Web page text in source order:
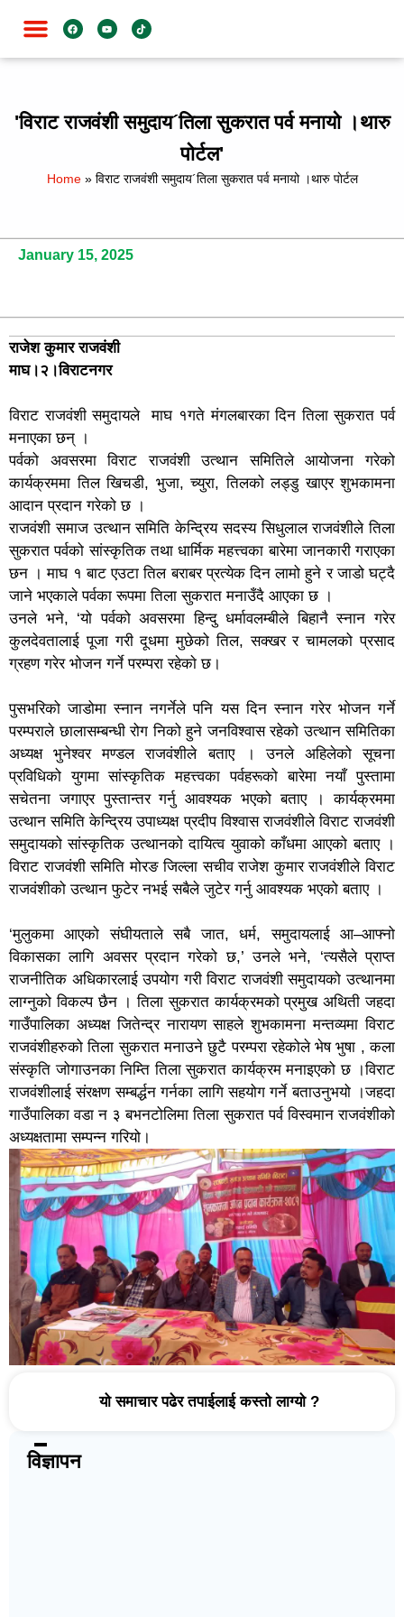
'विराट राजवंशी समुदाय´तिला सुकरात पर्व मनायो ।थारु
पाेर्टल'
Home» विराट राजवंशी समुदाय´तिला सुकरात पर्व मनायो ।थारु पाेर्टल
January 15, 2025
विज्ञापन
राजेश कुमार राजवंशी
माघ।२।विराटनगर
विराट राजवंशी समुदायले माघ १गते मंगलबारका दिन तिला सुकरात पर्व
मनाएका छन् ।
पर्वको अवसरमा विराट राजवंशी उत्थान समितिले आयोजना गरेको
कार्यक्रममा तिल खिचडी, भुजा, च्युरा, तिलको लड्डु खाएर शुभकामना
आदान प्रदान गरेको छ ।
राजवंशी समाज उत्थान समिति केन्द्रिय सदस्य सिधुलाल राजवंशीले तिला
सुकरात पर्वको सांस्कृतिक तथा धार्मिक महत्त्वका बारेमा जानकारी गराएका
छन । माघ १ बाट एउटा तिल बराबर प्रत्येक दिन लामो हुने र जाडो घट्दै
जाने भएकाले पर्वका रूपमा तिला सुकरात मनाउँदै आएका छ ।
उनले भने, ‘यो पर्वको अवसरमा हिन्दु धर्मावलम्बीले बिहानै स्नान गरेर
कुलदेवतालाई पूजा गरी दूधमा मुछेको तिल, सक्खर र चामलको प्रसाद
ग्रहण गरेर भोजन गर्ने परम्परा रहेकाे छ।
पुसभरिको जाडोमा स्नान नगर्नेले पनि यस दिन स्नान गरेर भोजन गर्ने
परम्पराले छालासम्बन्धी रोग निको हुने जनविश्वास रहेको उत्थान समितिका
अध्यक्ष भुनेश्वर मण्डल राजवंशीले बताए । उनले अहिलेको सूचना
प्रविधिको युगमा सांस्कृतिक महत्त्वका पर्वहरूको बारेमा नयाँ पुस्तामा
सचेतना जगाएर पुस्तान्तर गर्नु आवश्यक भएको बताए । कार्यक्रममा
उत्थान समिति केन्द्रिय उपाध्यक्ष प्रदीप विश्वास राजवंशीले विराट राजवंशी
समुदायको सांस्कृतिक उत्थानको दायित्व युवाको काँधमा आएको बताए ।
विराट राजवंशी समिति मोरङ जिल्ला सचीव राजेश कुमार राजवंशीले विराट
राजवंशीको उत्थान फुटेर नभई सबैले जुटेर गर्नु आवश्यक भएको बताए ।
‘मुलुकमा आएको संघीयताले सबै जात, धर्म, समुदायलाई आ–आफ्नो
विकासका लागि अवसर प्रदान गरेको छ,’ उनले भने, ‘त्यसैले प्राप्त
राजनीतिक अधिकारलाई उपयोग गरी विराट राजवंशी समुदायको उत्थानमा
लाग्नुको विकल्प छैन । तिला सुकरात कार्यक्रमको प्रमुख अथिती जहदा
गाउँपालिका अध्यक्ष जितेन्द्र नारायण साहले शुभकामना मन्तव्यमा विराट
राजवंशीहरुको तिला सुकरात मनाउने छुटै परम्परा रहेकोले भेष भुषा , कला
संस्कृति जोगाउनका निम्ति तिला सुकरात कार्यक्रम मनाइएको छ ।विराट
राजवंशीलाई संरक्षण सम्बर्द्धन गर्नका लागि सहयोग गर्ने बताउनुभयो ।जहदा
गाउँपालिका वडा न ३ बभनटोलिमा तिला सुकरात पर्व विस्वमान राजवंशीको
अध्यक्षतामा सम्पन्न गरियो।
यो समाचार पढेर तपाईलाई कस्तो लाग्यो ?